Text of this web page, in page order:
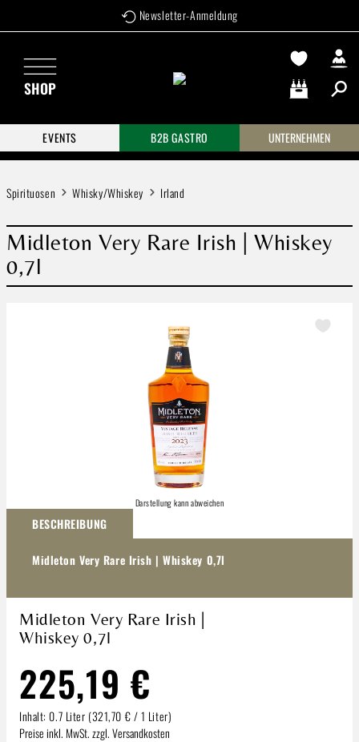
Zum Hauptinhalt springen Newsletter-Anmeldung
SHOP
Warenkorb
EVENTS
B2B GASTRO UNTERNEHMEN
Spirituosen Whisky/Whiskey Irland
Midleton Very Rare Irish | Whiskey
0,7l
Darstellung kann abweichen
BESCHREIBUNG
Midleton Very Rare Irish | Whiskey 0,7l
Midleton Very Rare Irish |
Whiskey 0,7l
225,19 €
Inhalt: 0.7 Liter (321,70 € / 1 Liter)
Preise inkl. MwSt. zzgl. Versandkosten